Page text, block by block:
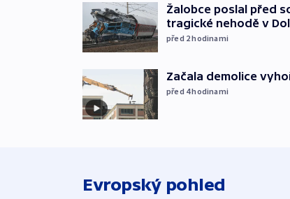
Žalobce poslal před
tragické nehodě v
před 2hodinami
Začala demolice
před 4hodinami
Evropský pohled